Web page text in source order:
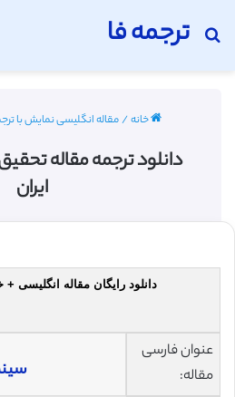
ترجمه فا
جستجو برای
خانه/مقاله انگلیسی نمایش با ترجمه
دانلود ترجمه مقاله
ایران
دانلود رایگان مقاله انگلیسی
عنوان فارسی
مقاله: